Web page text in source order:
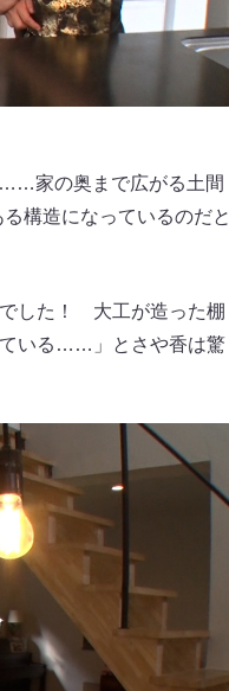
……家の奥まで広がる土間
構造になっているのだと
した！ 大工が造った棚
ている……」とさや香は驚